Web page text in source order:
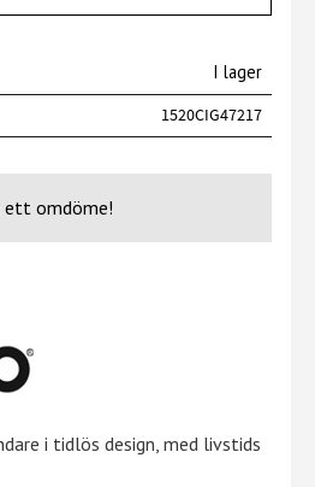
I lager
1520CIG47217
ett omdöme!
i tidlös design, med livstids